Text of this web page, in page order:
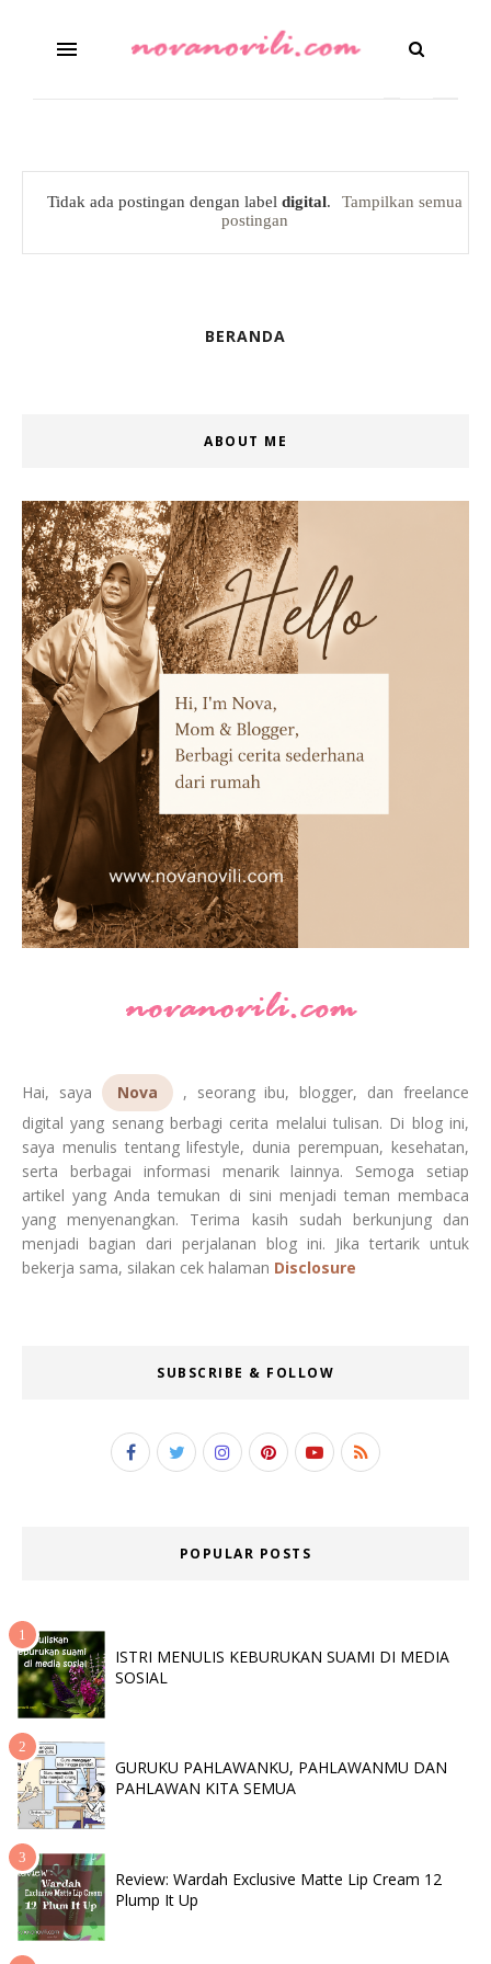
Tidak ada postingan dengan label digital.
Tampilkan semua
postingan
BERANDA
ABOUT ME
Hai, saya Nova
, seorang ibu, blogger, dan freelance
digital yang senang berbagi cerita melalui tulisan. Di blog ini,
saya menulis tentang lifestyle, dunia perempuan, kesehatan,
serta berbagai informasi menarik lainnya. Semoga setiap
artikel yang Anda temukan di sini menjadi teman membaca
yang menyenangkan. Terima kasih sudah berkunjung dan
menjadi bagian dari perjalanan blog ini. Jika tertarik untuk
bekerja sama, silakan cek halaman Disclosure
SUBSCRIBE & FOLLOW
POPULAR POSTS
ISTRI MENULIS KEBURUKAN SUAMI DI MEDIA
SOSIAL
GURUKU PAHLAWANKU, PAHLAWANMU DAN
PAHLAWAN KITA SEMUA
Review: Wardah Exclusive Matte Lip Cream 12
Plump It Up